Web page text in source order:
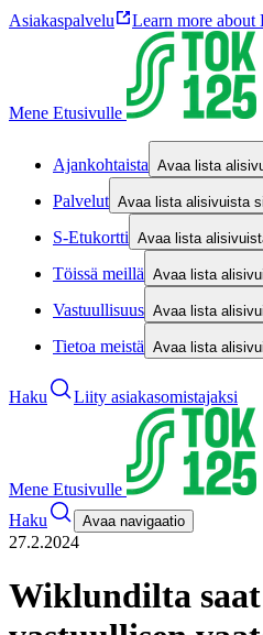
Asiakaspalvelu Learn more about
Mene Etusivulle
Ajankohtaista Avaa lista
Palvelut Avaa lista alisivuista
S-Etukortti Avaa lista
Töissä meillä Avaa lista
Vastuullisuus Avaa lista
Tietoa meistä Avaa lista
Haku Liity asiakasomistajaksi
Mene Etusivulle
Haku
Avaa navigaatio
27.2.2024
Wiklundilta